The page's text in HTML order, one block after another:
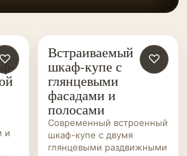
♡
и
ШКАФЫ-
КУПЕ НА ЗАКАЗ
♡
Встраиваемый
шкаф-купе с
глянцевыми
фасадами и
полосами
Современный встроенный
шкаф-купе с двумя
глянцевыми раздвижными